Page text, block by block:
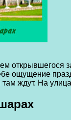
ощущение
там ждут. На